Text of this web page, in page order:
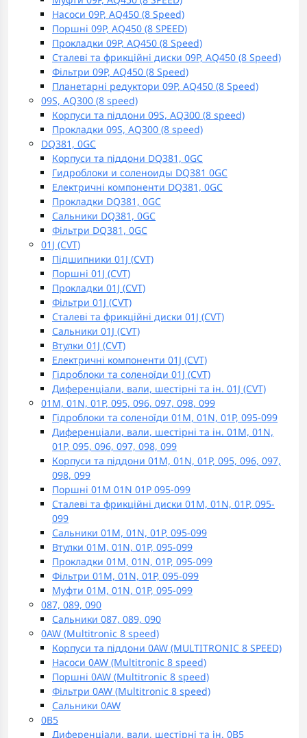
Насоси 09P, AQ450 (8 Speed)
Поршні 09P, AQ450 (8 SPEED)
Прокладки 09P, AQ450 (8 Speed)
Сталеві та фрикційні диски 09P, AQ450 (8 Speed)
Фільтри 09P, AQ450 (8 Speed)
Планетарні редуктори 09P, AQ450 (8 Speed)
09S, AQ300 (8 speed)
Корпуси та піддони 09S, AQ300 (8 speed)
Прокладки 09S, AQ300 (8 speed)
DQ381, 0GC
Корпуси та піддони DQ381, 0GC
Гидроблоки и соленоиды DQ381 0GC
Електричні компоненти DQ381, 0GC
Прокладки DQ381, 0GC
Сальники DQ381, 0GC
Фільтри DQ381, 0GC
01J (CVT)
Підшипники 01J (CVT)
Поршні 01J (CVT)
Прокладки 01J (CVT)
Фільтри 01J (CVT)
Сталеві та фрикційні диски 01J (CVT)
Сальники 01J (CVT)
Втулки 01J (CVT)
Електричні компоненти 01J (CVT)
Гідроблоки та соленоїди 01J (CVT)
Диференціали, вали, шестірні та ін. 01J (CVT)
01M, 01N, 01P, 095, 096, 097, 098, 099
Гідроблоки та соленоїди 01M, 01N, 01P, 095-099
Диференціали, вали, шестірні та ін. 01M, 01N,
01P, 095, 096, 097, 098, 099
Корпуси та піддони 01M, 01N, 01P, 095, 096, 097,
098, 099
Поршні 01M 01N 01P 095-099
Сталеві та фрикційні диски 01M, 01N, 01P, 095-
099
Сальники 01M, 01N, 01P, 095-099
Втулки 01M, 01N, 01P, 095-099
Прокладки 01M, 01N, 01P, 095-099
Фільтри 01M, 01N, 01P, 095-099
Муфти 01M, 01N, 01P, 095-099
087, 089, 090
Сальники 087, 089, 090
0AW (Multitronic 8 speed)
Корпуси та піддони 0AW (MULTITRONIC 8 SPEED)
Насоси 0AW (Multitronic 8 speed)
Поршні 0AW (Multitronic 8 speed)
Фільтри 0AW (Multitronic 8 speed)
Сальники 0AW
0B5
Диференціали, вали, шестірні та ін. 0B5